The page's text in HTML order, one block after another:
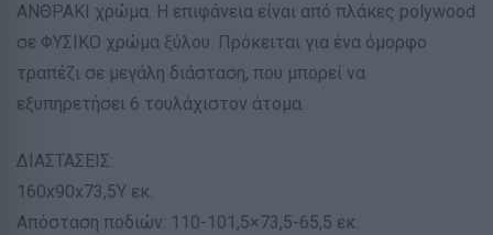
ΑΝΘΡΑΚΙ χρώμα. Η επιφάνεια είναι από πλάκες polywood
σε ΦΥΣΙΚΟ χρώμα ξύλου. Πρόκειται για ένα όμορφο
τραπέζι σε μεγάλη διάσταση, που μπορεί να
εξυπηρετήσει 6 τουλάχιστον άτομα.
ΔΙΑΣΤΑΣΕΙΣ:
160x90x73,5Υ εκ.
Απόσταση ποδιών: 110-101,5×73,5-65,5 εκ.